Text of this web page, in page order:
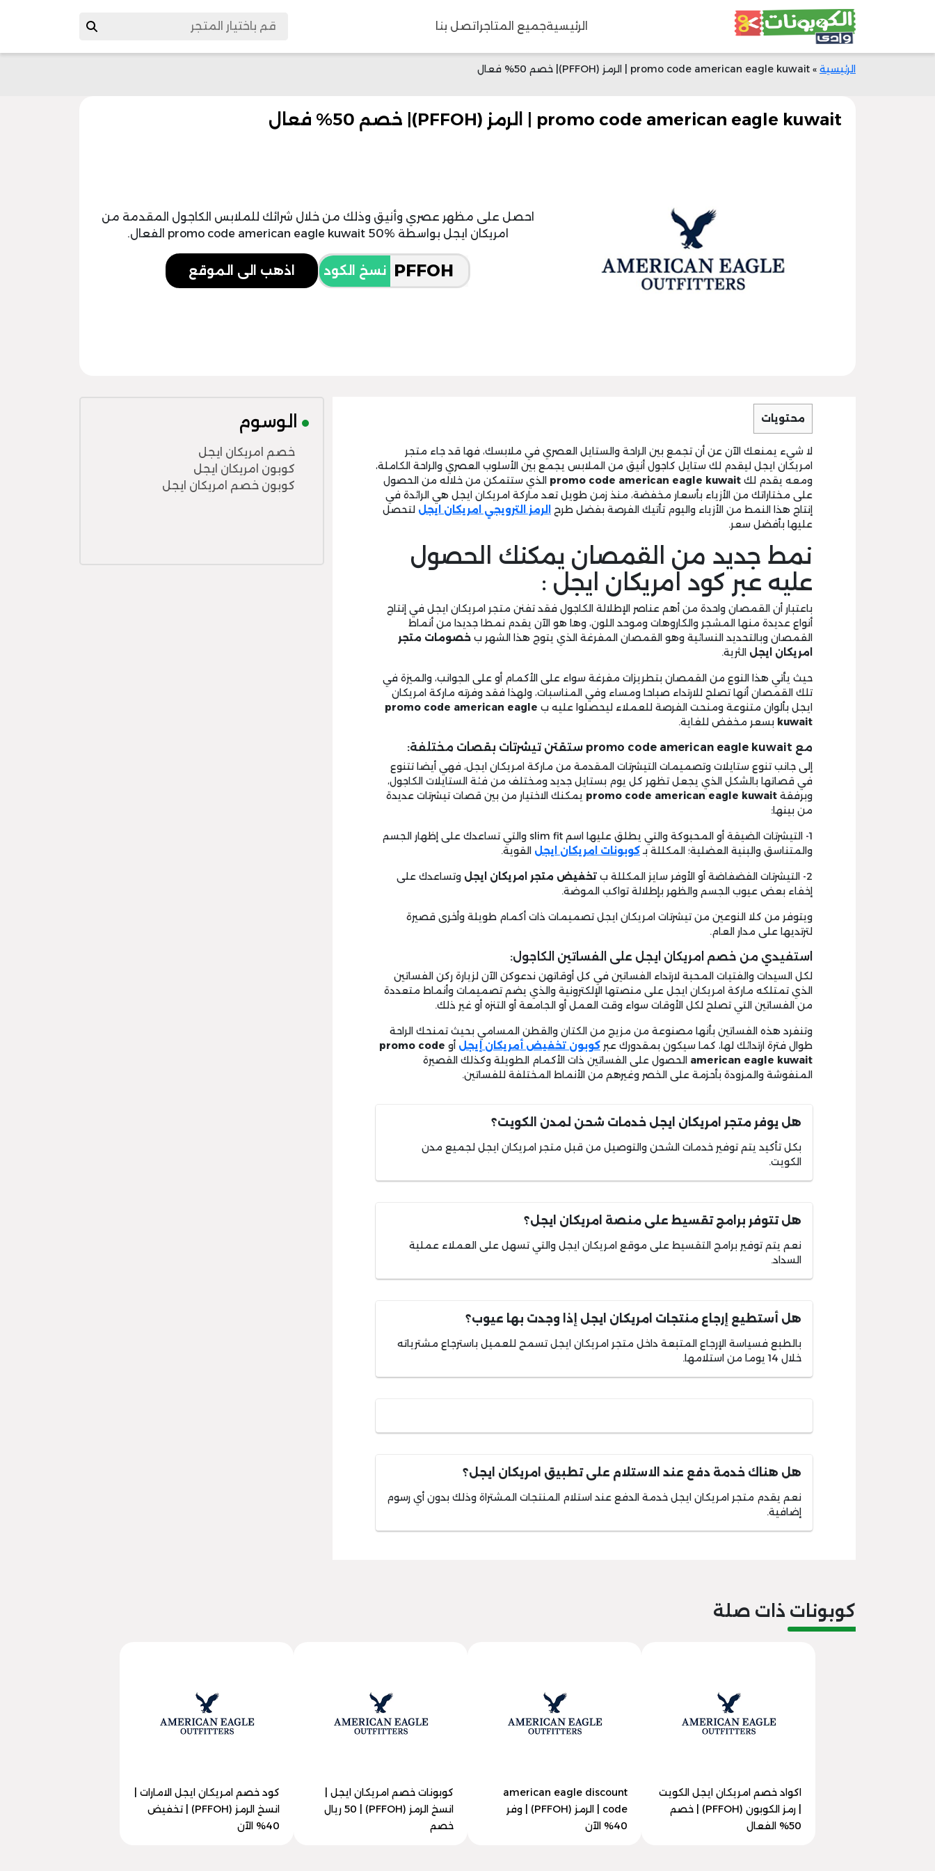
الرئيسيةجميع المتاجر اتصل بنا
الرئيسية » promo code american eagle kuwait | الرمز (PFFOH)| خصم 50% فعال
promo code american eagle kuwait | الرمز (PFFOH)| خصم 50% فعال
احصل على مظهر عصري وأنيق وذلك من خلال شرائك للملابس الكاجول المقدمة من
امريكان ايجل بواسطة promo code american eagle kuwait 50% الفعال.
نسخ الكود اذهب الى الموقع
محتويات
لا شيء يمنعك الآن عن أن تجمع بين الراحة والستايل العصري في ملابسك، فها قد جاء متجر
امريكان ايجل ليقدم لك ستايل كاجول أنيق من الملابس يجمع بين الأسلوب العصري والراحة الكاملة،
ومعه يقدم لك promo code american eagle kuwait الذي ستتمكن من خلاله من الحصول
على مختاراتك من الأزياء بأسعار مخفضة، منذ زمن طويل تعد ماركة امريكان ايجل هي الرائدة في
إنتاج هذا النمط من الأزياء واليوم تأتيك الفرصة بفضل طرح
الرمز الترويجي امريكان ايجل لتحصل
عليها بأفضل سعر.
نمط جديد من القمصان يمكنك الحصول
عليه عبر كود امريكان ايجل :
باعتبار أن القمصان واحدة من أهم عناصر الإطلالة الكاجول فقد تفنن متجر امريكان ايجل في إنتاج
أنواع عديدة منها المشجر والكاروهات وموحد اللون، وها هو الآن يقدم نمطا جديدا من أنماط
القمصان وبالتحديد النسائية وهو القمصان المفرغة الذي يتوج هذا الشهر ب خصومات متجر
امريكان ايجل الثرية.
حيث يأتي هذا النوع من القمصان بتطريزات مفرغة سواء على الأكمام أو على الجوانب، والميزة في
تلك القمصان أنها تصلح للارتداء صباحا ومساء وفي المناسبات، ولهذا فقد وفرته ماركة امريكان
ايجل بألوان متنوعة ومنحت الفرصة للعملاء ليحصلوا عليه ب promo code american eagle
kuwait بسعر مخفض للغاية.
مع promo code american eagle kuwait ستقتن تيشرتات بقصات مختلفة:
إلى جانب تنوع ستايلات وتصميمات التيشرتات المقدمة من ماركة امريكان ايجل، فهي أيضا تتنوع
في قصاتها بالشكل الذي يجعل تظهر كل يوم بستايل جديد ومختلف من فئة الستايلات الكاجول،
وبرفقة promo code american eagle kuwait يمكنك الاختيار من بين قصات تيشرتات عديدة
من بينها:
1- التيشرتات الضيقة أو المحبوكة والتي يطلق عليها اسم slim fit والتي تساعدك على إظهار الجسم
والمتناسق والبنية العضلية؛ المكللة بـكوبونات امريكان ايجل القوية.
2- التيشرتات الفضفاضة أو الأوفر سايز المكللة ب تخفيض متجر امريكان ايجل وتساعدك على
إخفاء بعض عيوب الجسم والظهر بإطلالة تواكب الموضة.
ويتوفر من كلا النوعين من تيشرتات امريكان ايجل تصميمات ذات أكمام طويلة وأخرى قصيرة
لترتديها على مدار العام.
استفيدي من خصم امريكان ايجل على الفساتين الكاجول:
لكل السيدات والفتيات المحبة لارتداء الفساتين في كل أوقاتهن ندعوكن الآن لزيارة ركن الفساتين
الذي تمتلكه ماركة امريكان ايجل على منصتها الإلكترونية والذي يضم تصميمات وأنماط متعددة
من الفساتين التي تصلح لكل الأوقات سواء وقت العمل أو الجامعة أو التنزه أو غير ذلك.
وتنفرد هذه الفساتين بأنها مصنوعة من مزيج من الكتان والقطن المسامي بحيث تمنحك الراحة
طوال فترة ارتدائك لها، كما سيكون بمقدورك عبر كوبون تخفيض أمريكان إيجل أو promo code
american eagle kuwait الحصول على الفساتين ذات الأكمام الطويلة وكذلك القصيرة
المنفوشة والمزودة بأحزمة على الخصر وغيرهم من الأنماط المختلفة للفساتين.
هل يوفر متجر امريكان ايجل خدمات شحن لمدن الكويت؟
بكل تأكيد يتم توفير خدمات الشحن والتوصيل من قبل متجر امريكان ايجل لجميع مدن
الكويت.
هل تتوفر برامج تقسيط على منصة امريكان ايجل؟
نعم يتم توفير برامج التقسيط على موقع امريكان ايجل والتي تسهل على العملاء عملية
السداد.
هل أستطيع إرجاع منتجات امريكان ايجل إذا وجدت بها عيوب؟
بالطبع فسياسة الإرجاع المتبعة داخل متجر امريكان ايجل تسمح للعميل باسترجاع مشترياته
خلال 14 يوما من استلامها.
هل هناك خدمة دفع عند الاستلام على تطبيق امريكان ايجل؟
نعم يقدم متجر امريكان ايجل خدمة الدفع عند استلام المنتجات المشتراة وذلك بدون أي رسوم
إضافية.
الوسوم
خصم امريكان ايجل
كوبون امريكان ايجل
كوبون خصم امريكان ايجل
كوبونات ذات صلة
اكواد خصم امريكان ايجل الكويت
| رمز الكوبون (PFFOH) | خصم
50% الفعال
american eagle discount
code | الرمز (PFFOH) | وفر
40% الآن
كوبونات خصم امريكان ايجل |
انسخ الرمز (PFFOH) | 50 ريال
خصم
كود خصم امريكان ايجل الامارات |
انسخ الرمز (PFFOH) | تخفيض
40% الآن